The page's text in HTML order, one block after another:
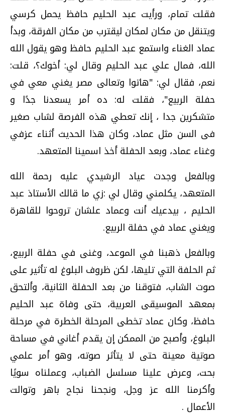
فقلت تمام، ورأيت عبد الحليم حافظ يحمل كرسي
ويتنقل من مكان لمكان ليقترب من مكان الفرقة، وبدأ
عماد الغناء واستمع عبد الحليم حافظ وهو يقول الله
الله، فمال علي عبد الحليم وقال لي: أخوك؟، قلت:
نعم، فقال لي: "هاتوا وتعالى مصر يغني معي في
حفلة الربيع"، فقلت له: ده أمر يسعدنا جدًا و
متشكرين جدا ، إنك تعطي هذه الفرصة لشاب صغير
فى السن مثل عماد، وكان هذا الحديث أثناء عزفي
وغناء عماد، وبعد الحفلة أخذ اسمينا المتعهد.
وبالفعل وجدت عياد الرشيدي عليه رحمة الله
المتعهد، يكلمني وقال لي :زي ما قالك الأستاذ عبد
الحليم ، بيدعيك أنت وعماد علشان تروحوا للقاهرة
ويغني عماد في حفلة الربيع.
وبالفعل ذهبنا في الموعد، وغنى في حفلة الربيع،
ثم الحلفة التي تليها، لكن ظروف البلوغ له تأثير على
صوت الشاب، فتوقنا من بعد الحفلة الثانية، وألتحق
بمعهد الموسيقى العربية، حتى وفاة عبد الحليم
حافظ، وكان عماد تخطى المرحلة الخطرة في مرحلة
البلوغ، وأصبح من الممكن إن يقدم أغاني في مساحة
صوتية معينة حتى لا يتأثر صوته، وهو أمر علمي
بحت، وعرض علينا مسلسل الضباب، وعملناه سويًا
وأكرمنا الله عز وجل، ونجحنا نجاح باهر وتوالت
الأعمال .